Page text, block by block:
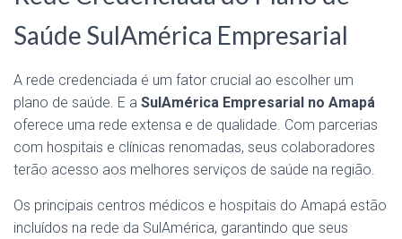
Saúde SulAmérica Empresarial
A rede credenciada é um fator crucial ao escolher um
plano de saúde. E a SulAmérica Empresarial no Amapá
oferece uma rede extensa e de qualidade. Com parcerias
com hospitais e clínicas renomadas, seus colaboradores
terão acesso aos melhores serviços de saúde na região.
Os principais centros médicos e hospitais do Amapá estão
incluídos na rede da SulAmérica, garantindo que seus